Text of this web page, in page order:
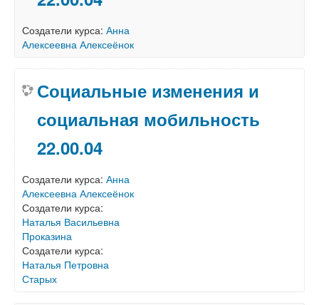
Создатели курса: Анна
Алексеевна Алексеёнок
Социальные изменения и
социальная мобильность
22.00.04
Создатели курса: Анна
Алексеевна Алексеёнок
Создатели курса:
Наталья Васильевна
Проказина
Создатели курса:
Наталья Петровна
Старых